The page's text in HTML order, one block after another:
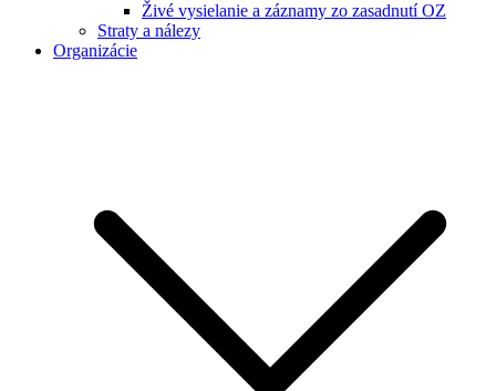
Živé vysielanie a záznamy zo zasadnutí OZ
Straty a nálezy
Organizácie